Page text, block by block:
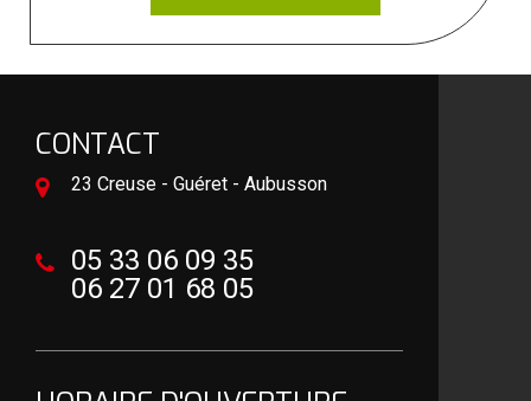
CONTACT
23 Creuse - Guéret - Aubusson
05 33 06 09 35
06 27 01 68 05